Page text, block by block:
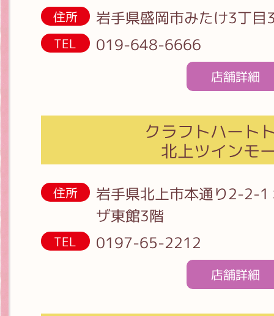
住所 岩手県盛岡市みたけ3丁
TEL 019-648-6666
店舗詳細
クラフトハート
北上ツインモ
住所
岩手県北上市本通り2-2-1
ザ東館3階
TEL 0197-65-2212
店舗詳細